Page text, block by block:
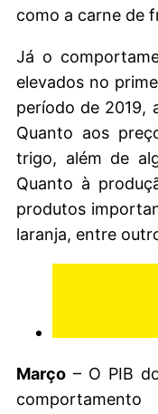
como a carne de
Já o
elevados no
período de 2019,
Quanto aos
trigo, além de
Quanto à
produtos
laranja, entre
Março – O PIB